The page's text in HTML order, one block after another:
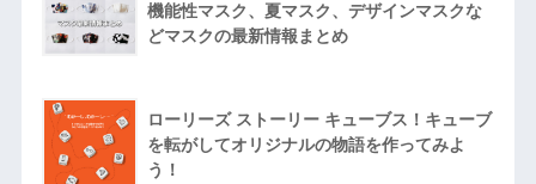
機能性マスク、夏マスク、デザインマスクな
どマスクの最新情報まとめ
ローリーズ ストーリー キューブス！キューブ
を転がしてオリジナルの物語を作ってみよ
う！